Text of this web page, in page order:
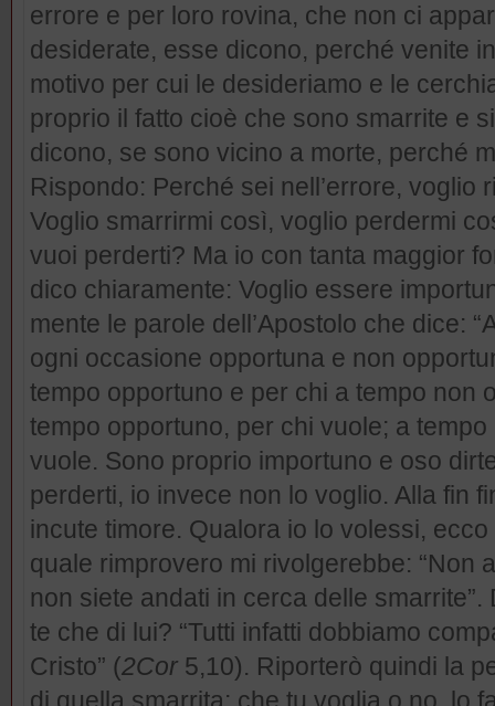
errore e per loro rovina, che non ci
desiderate, esse dicono, perché venite
motivo per cui le desideriamo e le
proprio il fatto cioè che sono smarrite e
dicono, se sono vicino a morte, perché
Rispondo: Perché sei nell’errore,
Voglio smarrirmi così, voglio perdermi
vuoi perderti? Ma io con tanta maggior
dico chiaramente: Voglio essere
mente le parole dell’Apostolo che dice:
ogni occasione opportuna e non
tempo opportuno e per chi a tempo non
tempo opportuno, per chi vuole; a
vuole. Sono proprio importuno e oso
perderti, io invece non lo voglio. Alla fin
incute timore. Qualora io lo volessi,
quale rimprovero mi rivolgerebbe: “Non
non siete andati in cerca delle
te che di lui? “Tutti infatti dobbiamo
Cristo” (2Cor 5,10). Riporterò quindi la